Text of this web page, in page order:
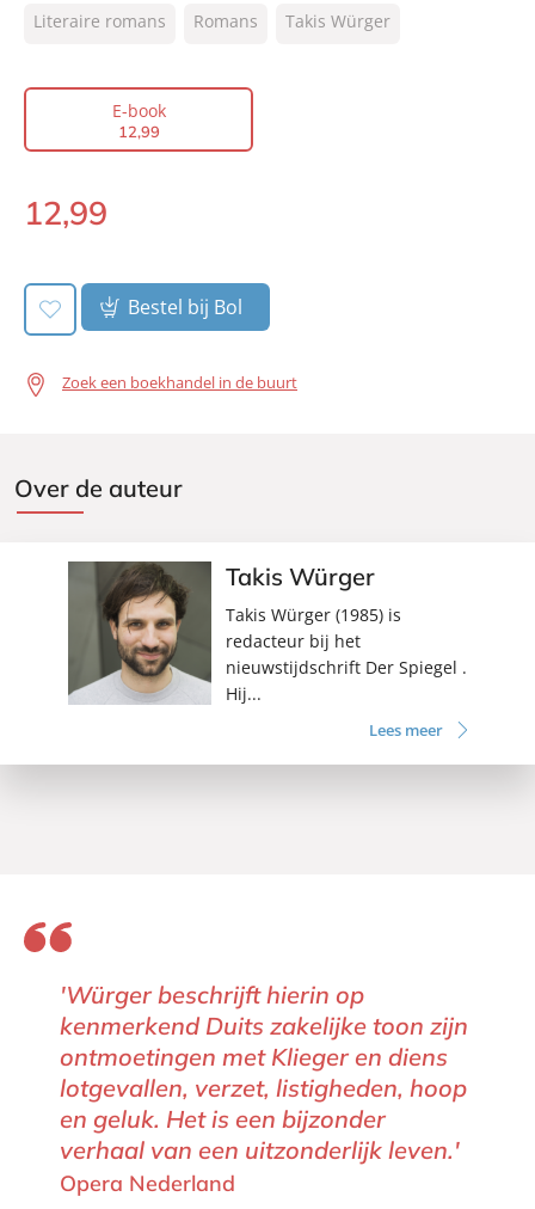
Type:
E-book
Vertaler:
Goverdien Hauth-Grubben
Verschijningsdatum:
Literaire romans
Romans Takis Würger
E-book
12,99
E-
12,99
Bestel bij Bol
Zoek een boekhandel in de buurt
Over de auteur
Takis Würger
Takis Würger (1985) is
redacteur bij het
nieuwstijdschrift Der Spiegel .
Hij...
Lees meer
'Würger beschrijft hierin op
kenmerkend Duits zakelijke toon zijn
ontmoetingen met Klieger en diens
lotgevallen, verzet, listigheden, hoop
en geluk. Het is een bijzonder
verhaal van een uitzonderlijk leven.'
Opera Nederland